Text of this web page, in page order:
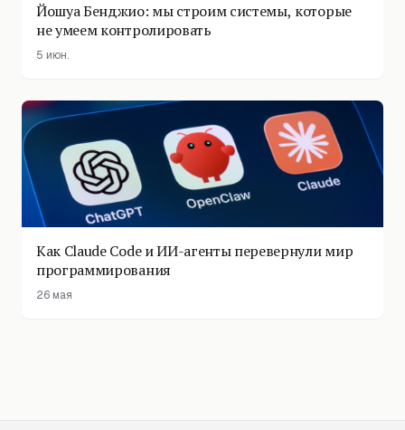
Йошуа Бенджио: мы строим системы, которые
не умеем контролировать
5 июн.
Как Claude Code и ИИ-агенты перевернули мир
программирования
26 мая